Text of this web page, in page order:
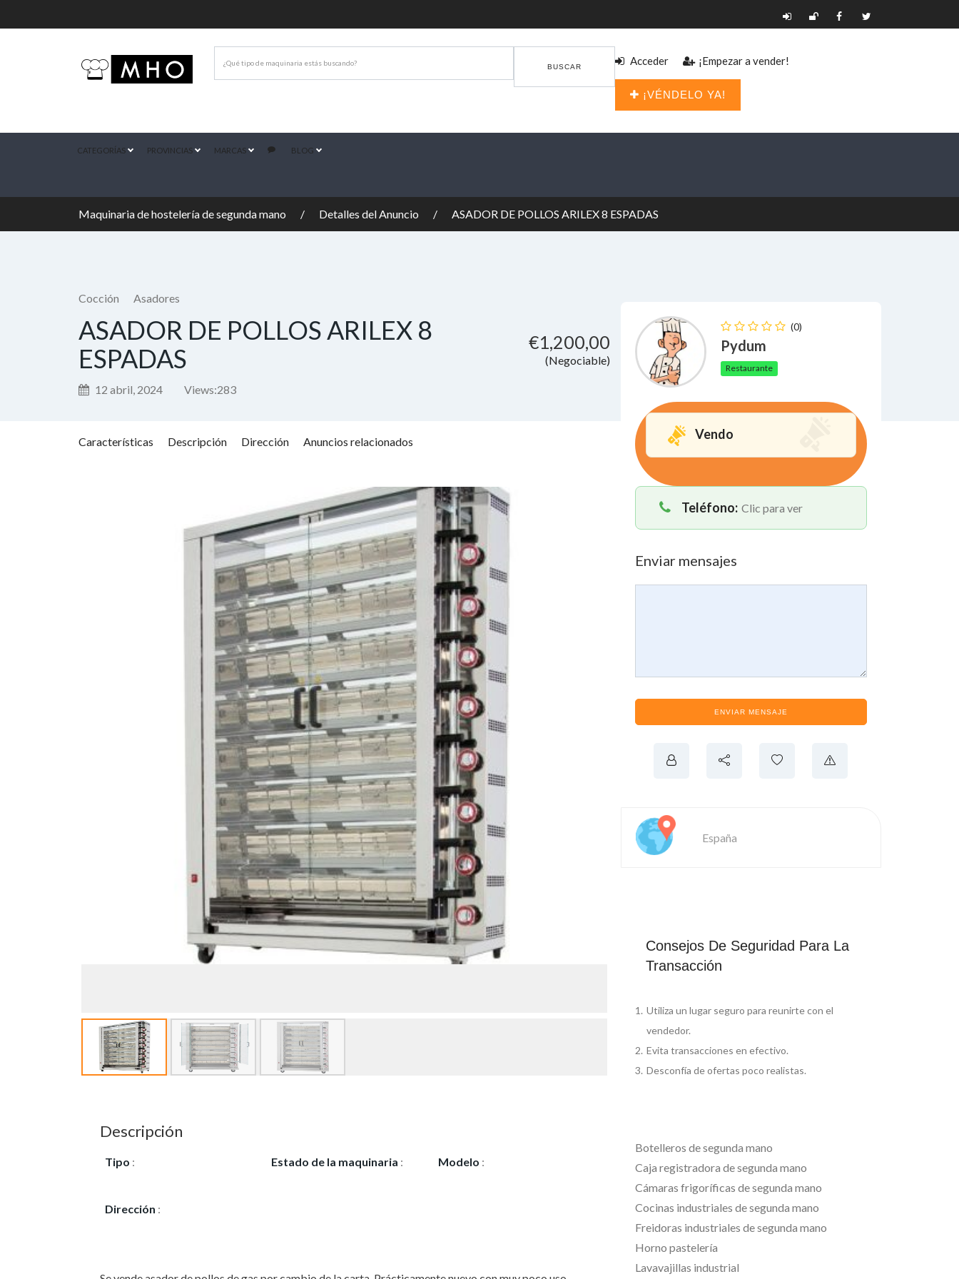
BUSCAR Acceder ¡Empezar a vender!
¡VÉNDELO YA!
CATEGORÍAS PROVINCIAS MARCAS BLOG
Maquinaria de hostelería de segunda mano Detalles del Anuncio ASADOR DE POLLOS ARILEX 8 ESPADAS
Cocción Asadores
ASADOR DE POLLOS ARILEX 8
ESPADAS
12 abril, 2024 Views:283
€1,200,00
(Negociable)
Características Descripción Dirección Anuncios relacionados
Descripción
Tipo : Estado de la maquinaria :
Modelo :
Dirección :
(0)
Pydum
Restaurante
Vendo
Teléfono: Clic para ver
Enviar mensajes
ENVIAR MENSAJE
España
Consejos De Seguridad Para La
Transacción
Utiliza un lugar seguro para reunirte con el
vendedor.
Evita transacciones en efectivo.
Desconfía de ofertas poco realistas.
Botelleros de segunda mano
Caja registradora de segunda mano
Cámaras frigoríficas de segunda mano
Cocinas industriales de segunda mano
Freidoras industriales de segunda mano
Horno pastelería
Lavavajillas industrial